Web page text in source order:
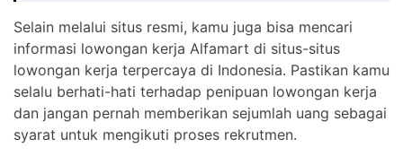
Selain melalui situs resmi, kamu juga bisa mencari
informasi lowongan kerja Alfamart di situs-situs
lowongan kerja terpercaya di Indonesia. Pastikan kamu
selalu berhati-hati terhadap penipuan lowongan kerja
dan jangan pernah memberikan sejumlah uang sebagai
syarat untuk mengikuti proses rekrutmen.